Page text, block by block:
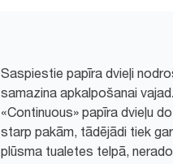
Saspiestie papīra dvieļi
samazina apkalpošanai
«Continuous» papīra dvieļu
starp pakām, tādējādi tiek
plūsma tualetes telpā,